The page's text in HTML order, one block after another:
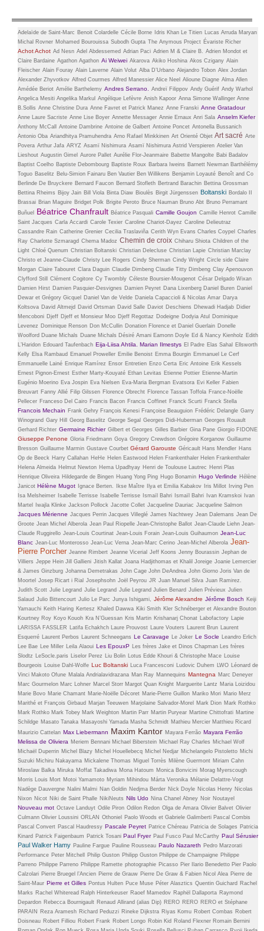
Adelaïde de Saint-Marc Benoit Colardelle Cécile Borne Idris Khan Le Titien Lucas Arruda Maryan
Michal Rovner Mohamed Bourouissa Subodh Gupta The Anymous Project Évariste Richer
Achot Achot Ad Nesn Adel Abdessemed Adrian Paci Adrien M & Claire B. Adrien Mondot et
Claire Bardaine Agathon Agathon Ai Weiwei Akarova Akiko Hoshina Akos Czigany Alain
Fleischer Alain Fouray Alain Laverne Alain Volut Alba D’Urbano Alejandro Tobon Alex Jordan
Alexander Zhyvotkov Alfred Courmes Alfred Manessier Alice Neel Alioune Diagne Alma Allen
Amédée Beriot Amélie Barthelemy Andres Serrano. Andreï Filippov Andy Guérif Andy Warhol
Angelica Mesiti Angelika Markul Angélique Lefèvre Anish Kapoor Anna Simone Wallinger Anne
B.Sollis Anne Christine Dura Anne Favret et Patrick Manez Anne Franski Anne Gratadour
Anne Laure Sacriste Anne Lise Boyer Annette Messager Annie Ernaux Anri Sala Anselm Kiefer
Anthony McCall Antoine Dambrine Antoine de Galbert Antoine Poncet Antonella Bussanich
Antonio Oba Ariandhitya Pramuhendra Arno Rafael Minkkinen Art Orienté Objet Art sacré Arte
Povera Arthur Jafa ARYZ Asamï Nishimura Asamï Nishimura Astrid Verspieren Atelier Van
Lieshout Augustin Gimel Aurore Pallet Aurélie Flor-Jeanmaire Babette Mangolte Babi Badalov
Baptist Coelho Baptiste Debombourg Baptiste Roux Barbara Iweins Barnett Newman Barthélémy
Toguo Baselitz Belu-Simion Fainaru Ben Vautier Ben Willikens Benjamin Loyauté Benoît and Co
Berlinde De Bruyckere Bernard Faucon Bernard Stofleth Bertrand Barachin Bettina Grossman
Bettina Rheims Bijoy Jain Bill Viola Binta Diaw Bioulès Birgit Jürgenssen Boltanski Bordalo II
Brassai Brian Maguire Bridget Polk Brigite Peroto Bruce Nauman Bruno Abt Bruno Perramant
Buñuel
Béatrice Chanfrault Béatrice Pasquali Camille Goujon Camille Henrot Camille
Saint Jacques Carla Accardi Carole Texier Caroline Chariot-Dayez Caroline Delieutraz
Cassandre Rain Catherine Grenier Cecilia Traslaviña Cerith Wyn Evans Charles Coypel Charles
Ray Charlotte Szmaragd Chema Madoz Chemin de croix Chiharu Shiota Children of the
Light Chloé Quenum Christian Boltanski Christian Delecluse Christian Lapie Christian Marclay
Christo et Jeanne-Claude Christy Lee Rogers Cindy Sherman Cindy Wright Circle side Claire
Morgan Claire Tabouret Clara Daguin Claudie Dimbeng Claudie Titty Dimbeng Clay Apenouvon
Clyfford Still
Clément Cogitore Cy Twombly Céleste Boursier-Mougenot César Delgado Wixan
Damien Hirst Damien Pasquier-Desvignes Damien Peyret Dana Lixenberg Daniel Buren Daniel
Dewar et Grégory Gicquel
Daniel Van de Velde Daniela Capaccioli & Nicolas Amar Darya
Koltsova David Altmejd David Ortsman David Salle Daviot Deschiens Dhewadi Hadjab Didier
Mencoboni Djeff Djeff et Monsieur Moo Djeff Regottaz Dodeigne Dodyia Atul
Dominique
Levenez Dominique Renson Don McCullin Donation Florence et Daniel Guerlain Donelle
Woolford Duane Michals Duane Michals Désiré Amani Eamonn Doyle Ed & Nancy Kienholz Edith
L’Haridon Edouard Taufenbach Eija-Liisa Ahtila. Marian Ilmestys El Padre Elas Sahal
Ellsworth
Kelly Elsa Rambaud Emanuel Proweller Emilie Benoist Emma Bourgin Emmanuel Le Cerf
Emmanuelle Lainé Enrique Ramírez Ensor Entretien Enzo Certa Eric Antoine Erik Kessels
Ernest Pignon-Ernest Esther Marty-Kouyaté Ethan Levitas Etienne Pottier Etienne-Martin
Eugénio Moerino Eva Jospin Eva Nielsen Eva-Maria Bergman Evatsora Evi Keller Fabien
Breuvart Fanny Allié Filip Gilssen Florence Obrecht Florence Tassan Toffola France-Noëlle
Pellecer Franceso Del Cairo Francis Bacon Francis Coffinet Franck Scurti Franck Stella
Francois Mechain Frank Gehry François Kenesi Françoise Beauguion Frédéric Delangle Garry
Winogrand Gary Hill Georg Baselitz George Segal Georges Didi-Huberman Georges Rouault
Gerhard Richter Germaine Richier Gilbert et Georges Gilles Barbier Gina Pane Giorgio FIDONE
Giuseppe Penone Gloria Friedmann Goya Gregory Crewdson Grégoire Korganow Guillaume
Bresson Guillaume Marmin Gustave Courbet Gérard Garouste Géricault Hans Mendler Hans
Op de Beeck Harry Callahan HeHe Helen Eastwood Helen Frankenthaler Helen Frankenthaler
Helena Almeida Helmut Newton Hema Upadhyay Henri de Toulouse Lautrec Henri Plas
Henrique Oliveira Hildegarde de Bingen Huang Yong Ping Hugo Bonamin Hugo Verlinde Hélène
Janicot Hélène Mugot Ignace Berten. Ikse Maître Ilya et Emilia Kabakov Iris Millot
Irving Pen
Isa Melsheimer
Isabelle Terrisse Isabelle Terrisse Ismaïl Bahri Ismaïl Bahri Ivan Kramskoi
Ivan
Martel
Iwajla Klinke Jackson Pollock Jacotte Collet Jacqueline Dauriac Jacqueline Salmon
Jacques Mérienne Jacques Perrin Jacques Villeglé James Nachtwey Jean Dalemans Jean De
Groote Jean Michel Alberola Jean Paul Riopelle Jean-Christophe Ballot Jean-Claude Liehn Jean-
Claude Ruggirello Jean-Louis Courtinat Jean-Louis Forain Jean-Louis Guihaumon Jean-Luc
Blanc Jean-Luc Monterosso Jean-Luc Verna Jean-Marc Cerino Jean-Michel Alberola Jean-
Pierre Porcher Jeanne Rimbert Jeanne Vicerial Jeff Koons Jenny Bourassin Jephan de
Villiers Jeppe Hein Jill Gallieni Jitish Kallat Joana Hadjithomas et Khalil Joreige Joanie Lemercier
& James Ginzburg Johanna Demetrakas John Cage John DeAndrea John Giorno Joris Van de
Moortel Josep Ricart i Rial Josephsohn Joël Peyrou JR Juan Manuel Silva Juan Ramirez.
Judith Scott Julie Legrand Julie Legrand Julie Legrand Julien Benard Julien Prévieux Julien
Salaud Julio Bittencourt Julio Le Parc Junya Ishigami, Jérôme Alexandre Jérôme Bosch Keiji
Yamauchi Keith Haring Kertesz Khaled Dawwa Kiki Smith Kler Schnéberger et Alexandre Bouton
Kourtney Roy Koyo Kouoh Kra N’Guessan Kris Martin Krishanarj Chonat Labofactory Lapie
LARISSA FASSLER Latifa Echakhch Laure Prouvost Laure Vouters Laurent Brun Laurent
Esquerré Laurent Perbos Laurent Schneegans Le Caravage Le Joker Le Socle Leandro Erlich
Lee Bae Lee Miller Leila Alaoui Les EpouxP Les frères Jake et Dinos Chapman Les frères
Slodtz LeSocle.paris Liselor Perez Liu Bolin Lotus Edde Khouri & Christophe Mace Louise
Bourgeois Louise Dahl-Wolfe Luc Boltanski Luca Francesconi Ludovic Duhem LWO Léonard de
Vinci Makoto Ofune Malala Andrialavidrazana Man Ray Mannequins Mantegna Marc Deneyer
Marc Gourmelon Marc Lohner Marcel Storr Margot Quan Knight Marguerite Lantz Maria Loizidou
Marie Bovo Marie Chamant Marie-Noëlle Décoret Marie-Pierre Guillon Mariko Mori Mario Merz
Marithé et François Girbaud Marjan Teeuwen Marjolaine Salvador-Morel Mark Dion Mark Rothko
Mark Rothko Mark Tobey Mark Weighton Martin Parr Martin Puryear Martine Chittofrati Martine
Schildge Masato Tanaka Masayoshi Yamada Masha Schmidt Mathieu Mercier Matthieu Ricard
Maurizio Cattelan Max Liebermann Maxim Kantor Mayara Ferrão Mayara Ferrão
Melissa de Oliviera Meriem Bennani Michael Biberstein Michael Ray Charles Michael Wolf
Michaël Duperrin Michel Blazy Michel Houellebecq Michel Nedjar Michelangelo Pistoletto Michi
Suzuki Michiru Nakayama Mickalene Thomas Miguel Torrès Milène Guermont Miriam Cahn
Miroslaw Balka Miruka Moffat Takadiwa Mona Hatoum Monica Bonvicini Morag Myerscough
Morris Louis Mort Motoi Yamamoto Myriam Mihindou Márta Veronika Mélanie Delattre-Vogt
Nadège Dauvergne Nalini Malmi Nan Goldin Nedjma Berder Nick Doyle Nicolas Henry Nicolas
Nixon Nicot Niki de Saint Phalle NikiNeuts Nils Udo Nina Chanel Abney Noir Noutayel
Nouveau mot Octave Landuyt Odile Piron Odilon Redon Olga de Amara Olivier Balvet Olivier
Culmann Olivier Loussini ORLAN Othoniel Paolo Woods et Gabriele Galimberti Pascal Combis
Pascal Convert Pascal Haudressy Pascale Peyret Patrice Chéreau Patricia de Solages Patricia
Kinard Patrick Faigenbaum Patrick Tosani Paul Fryer Paul Fusco Paul McCarthy Paul Sérusier
Paul Walker Hamy Pauline Fargue Pauline Rousseau Paulo Nazareth Pedro Marzorati
Performance Peter Mitchell Philip Guston Philipp Guston Philippe de Champaigne Philippe
Parreno Philippe Parreno Philippe Ramette photographie Picasso Pier Ilario Benedetto Pier Paolo
Calzolari Pierre Bruegel l’Ancien Pierre de Grauw Pierre De Graw & Fabien Nicol Alea Pierre de
Saint-Maur Pierre et Gilles Pontus Hulten Puce Muse Péter Alasztics Quentin Guichard Rachel
Marks Rachel Whiteread Ralph Hinterkeuser Raoef Mamedov Raphël Dallaporta Raymond
Depardon Rebecca Bournigault Renaud Allirand (alias Dip) RERO RERO RERO et Stéphane
PARAIN
Reza Aramesh Richard Peduzzi Rineke Dijkstra Riyas Komu Robert Combas Robert
Doisneau Robert Filliou Robert Frank Robert Longo Robin Kid Roland Flexner Romain Bernini